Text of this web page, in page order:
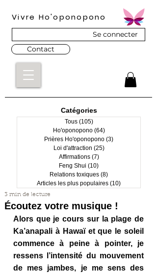
Vivre Ho'oponopono
Se connecter
Contact
Catégories
Tous (105)105 posts
Ho'oponopono (64)64 posts
Prières Ho'oponopono (3)
Loi d'attraction (25)25 posts
Affirmations (7)7 posts
Feng Shui (10)
Relations toxiques (8)
Articles les plus populaires (10)
Écoutez votre musique !
3 min de lecture
Alors que je cours sur la plage de
Ka’anapali à Hawaï et que le soleil
commence à peine à pointer, je
ressens l’intensité du mouvement
de mes jambes, je me sens des